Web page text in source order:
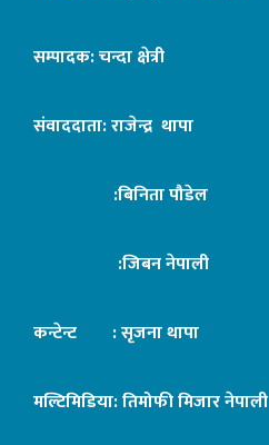
सम्पादक: चन्दा क्षेत्री
संवाददाता: राजेन्द्र थापा
:बिनिता पौडेल
:जिबन नेपाली
कन्टेन्ट : सृजना थापा
मल्टिमिडिया: तिमोफी मिजार नेपाली